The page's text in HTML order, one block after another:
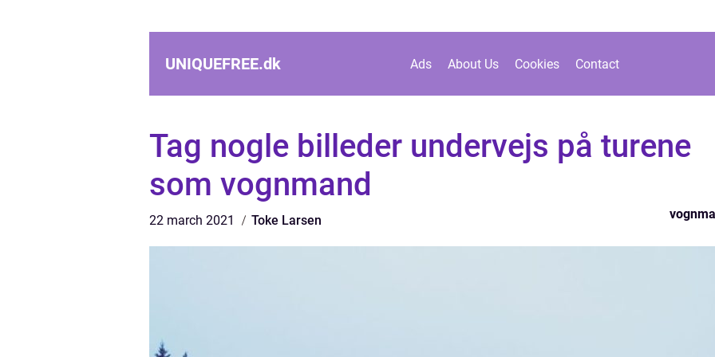
UNIQUEFREE.dk Ads About Us Cookies Contact
Tag nogle billeder undervejs på turene
som vognmand
22 march 2021 Toke Larsen